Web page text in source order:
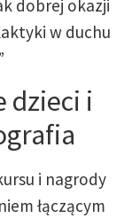
dobrej okazji
w duchu
dzieci i
i nagrody
łączącym